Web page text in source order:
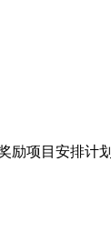
励项目安排计划